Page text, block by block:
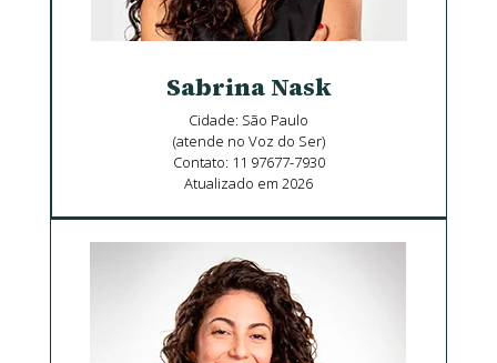
Sabrina Nask
Cidade: São Paulo
(atende no Voz do Ser)
Contato: 11 97677-7930
Atualizado em 2026